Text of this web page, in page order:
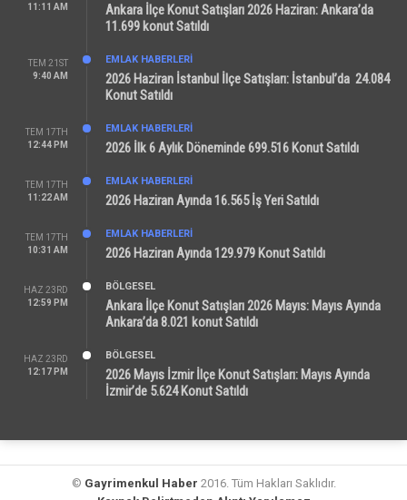
11:11 AM
Ankara İlçe Konut Satışları 2026 Haziran: Ankara’da
11.699 konut Satıldı
TEM 21ST
9:40 AM
EMLAK HABERLERI
2026 Haziran İstanbul İlçe Satışları: İstanbul’da 24.084
Konut Satıldı
TEM 17TH
12:44 PM
EMLAK HABERLERI
2026 İlk 6 Aylık Döneminde 699.516 Konut Satıldı
TEM 17TH
11:22 AM
EMLAK HABERLERI
2026 Haziran Ayında 16.565 İş Yeri Satıldı
TEM 17TH
10:31 AM
EMLAK HABERLERI
2026 Haziran Ayında 129.979 Konut Satıldı
HAZ 23RD
12:59 PM
BÖLGESEL
Ankara İlçe Konut Satışları 2026 Mayıs: Mayıs Ayında
Ankara’da 8.021 konut Satıldı
HAZ 23RD
12:17 PM
BÖLGESEL
2026 Mayıs İzmir İlçe Konut Satışları: Mayıs Ayında
İzmir’de 5.624 Konut Satıldı
© Gayrimenkul Haber 2016. Tüm Hakları Saklıdır.